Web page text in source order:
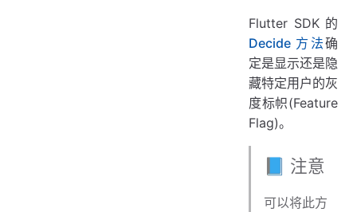
Flutter SDK 的
Decide 方法确
定是显示还是隐
藏特定用户的灰
度标帜(Feature
Flag)。
📘 注意
可以将此方